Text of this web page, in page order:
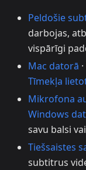
Peldošie
darbojas,
vispārīgi
Mac datorā ·
Tīmekļa
Mikrofona
Windows
savu balsi
Tiešsaistes
subtitrus